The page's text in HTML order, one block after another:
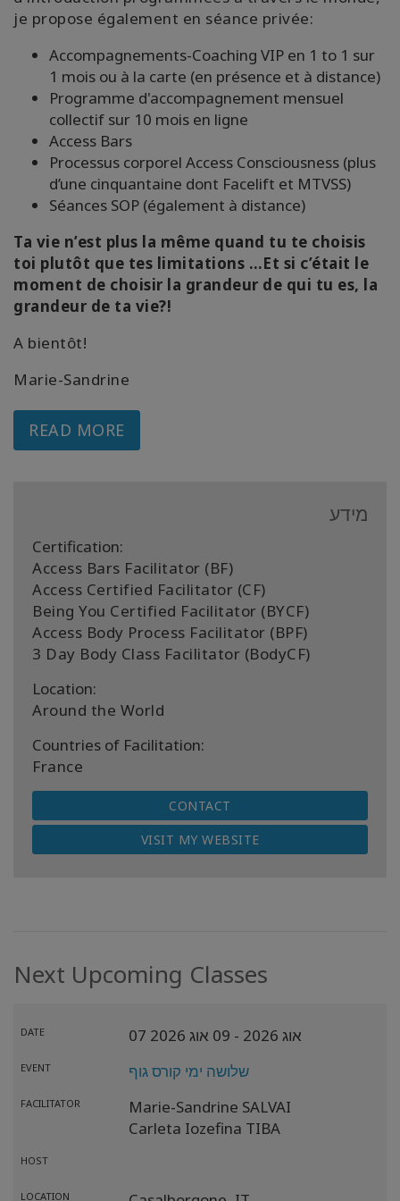
je propose également en séance privée:
Accompagnements-Coaching VIP en 1 to 1 sur
1 mois ou à la carte (en présence et à distance)
Programme d'accompagnement mensuel
collectif sur 10 mois en ligne
Access Bars
Processus corporel Access Consciousness (plus
d’une cinquantaine dont Facelift et MTVSS)
Séances SOP (également à distance)
Ta vie n’est plus la même quand tu te choisis
toi plutôt que tes limitations …Et si c’était le
moment de choisir la grandeur de qui tu es, la
grandeur de ta vie?!
A bientôt!
Marie-Sandrine
READ MORE
מידע
Certification:
Access Bars Facilitator (BF)
Access Certified Facilitator (CF)
Being You Certified Facilitator (BYCF)
Access Body Process Facilitator (BPF)
3 Day Body Class Facilitator (BodyCF)
Location:
Around the World
Countries of Facilitation:
France
CONTACT
VISIT MY WEBSITE
Next Upcoming Classes
DATE 07 אוג 2026 - 09 אוג 2026
EVENT שלושה ימי קורס גוף
FACILITATOR
Marie-Sandrine SALVAI
Carleta Iozefina TIBA
HOST
LOCATION